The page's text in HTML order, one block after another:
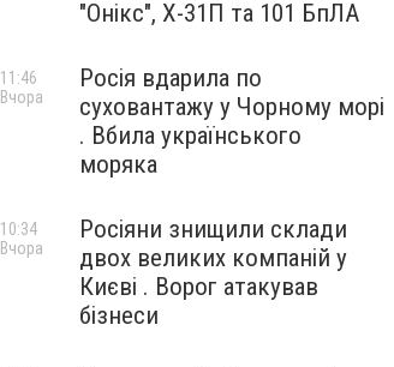
"Онікс", Х-31П та 101 БпЛА
Росія вдарила по
суховантажу у Чорному морі
. Вбила українського
моряка
11:46
Вчора
Росіяни знищили склади
двох великих компаній у
Києві . Ворог атакував
бізнеси
10:34
Вчора